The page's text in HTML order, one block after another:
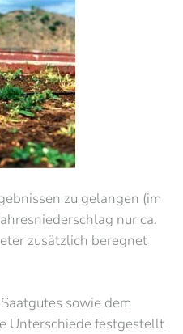
zu gelangen (im
nur ca.
zusätzlich beregnet
sowie dem
Unterschiede festgestellt